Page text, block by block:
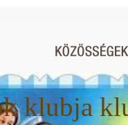
klubja